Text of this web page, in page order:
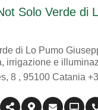
Solo Verde di
di Lo Pumo
irrigazione e
8 , 95100 Catania